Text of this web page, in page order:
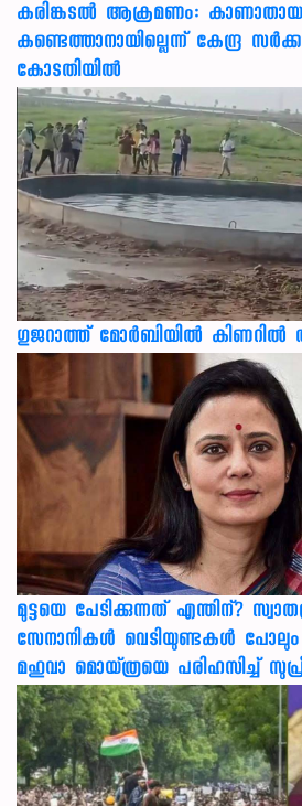
കരിങ്കടൽ ആക്രമണം: കാണാതായ
കണ്ടെത്താനായില്ലെന്ന് കേന്ദ്ര
കോടതിയിൽ
ഗുജറാത്ത് മോർബിയിൽ കിണറിൽ
മുട്ടയെ പേടിക്കുന്നത് എന്തിന്?
സേനാനികൾ വെടിയുണ്ടകൾ പോലും
മഹുവാ മൊയ്ത്രയെ പരിഹസിച്ച്